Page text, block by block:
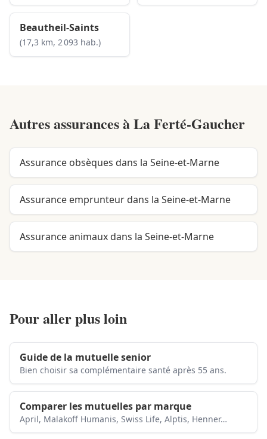
Beautheil-Saints
(17,3 km, 2 093 hab.)
Autres assurances àLa Ferté-Gaucher
Assurance obsèques dans la Seine-et-Marne
Assurance emprunteur dans la Seine-et-Marne
Assurance animaux dans la Seine-et-Marne
Pour aller plus loin
Guide de la mutuelle senior
Bien choisir sa complémentaire santé après 55 ans.
Comparer les mutuelles par marque
April, Malakoff Humanis, Swiss Life, Alptis, Henner…